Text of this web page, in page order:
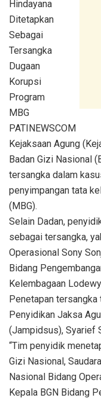
Hindayana
Ditetapkan
Sebagai
Tersangka
Dugaan
Korupsi
Program
MBG
PATINEWSCOM
Kejaksaan Agung
Badan Gizi Nasional
tersangka dalam
penyimpangan tata
(MBG).
Selain Dadan,
sebagai tersangka,
Operasional Sony
Bidang
Kelembagaan
Penetapan
Penyidikan Jaksa
(Jampidsus), Syarief
“Tim penyidik
Gizi Nasional,
Nasional Bidang
Kepala BGN Bidang